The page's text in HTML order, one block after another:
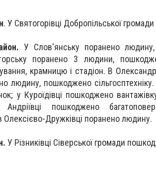
. У Святогорівці Добропільської
У Слов'янську поранено
поранено 3 людини,
крамницю і стадіон. В
людину, пошкоджено
у Куроїдівці пошкоджено
пошкоджено
Олексієво-Дружківці поранено людину.
У Різниківці Сіверської громади